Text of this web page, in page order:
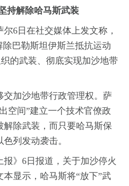
解除哈马斯武装
6日在社交媒体上发文称，
除巴勒斯坦伊斯兰抵抗运动
的武装、彻底实现加沙地带
加沙地带行政管理权。萨
空间”建立一个技术官僚政
解除武装，而只要哈马斯保
列发动袭击。
》6日报道，关于加沙停火
显示，哈马斯将“放下”武